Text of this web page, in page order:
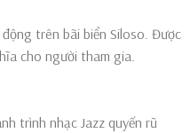
trên bãi biển Siloso. Được
cho người tham gia.
trình nhạc Jazz quyến rũ